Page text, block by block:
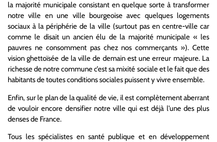
la majorité municipale consistant en quelque sorte à transformer
notre ville en une ville bourgeoise avec quelques logements
sociaux à la périphérie de la ville (surtout pas en centre-ville car
comme le disait un ancien élu de la majorité municipale « les
pauvres ne consomment pas chez nos commerçants »). Cette
vision ghettoïsée de la ville de demain est une erreur majeure. La
richesse de notre commune c’est sa mixité sociale et le fait que des
habitants de toutes conditions sociales puissent y vivre ensemble.
Enfin, sur le plan de la qualité de vie, il est complètement aberrant
de vouloir encore densifier notre ville qui est déjà l’une des plus
denses de France.
Tous les spécialistes en santé publique et en développement